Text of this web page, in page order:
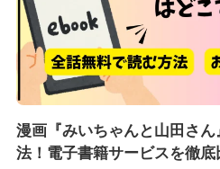
漫画『みいちゃんと山田さ
法！電子書籍サービスを徹底